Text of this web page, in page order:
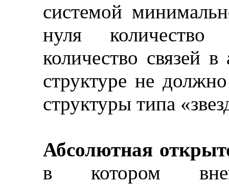
системой
нуля
количество связей
структуре не
структуры типа
Абсолютная
в котором